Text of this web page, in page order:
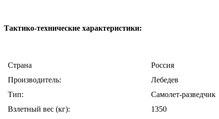
Тактико-технические характеристики:
Cтрана
Россия
Производитель:
Лебедев
Тип:
Самолет-разведчик
Взлетный вес (кг):
1350